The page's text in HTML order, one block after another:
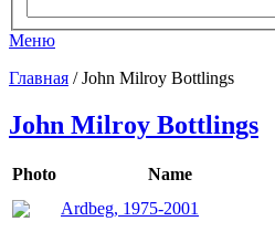
Меню
Главная / John Milroy Bottlings
John Milroy Bottlings
Photo Name
Ardbeg, 1975-2001